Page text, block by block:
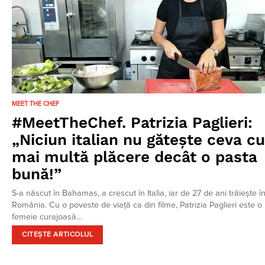
MEET THE CHEF
#MeetTheChef. Patrizia Paglieri:
„Niciun italian nu gătește ceva cu
mai multă plăcere decât o pasta
bună!”
S-a născut în Bahamas, a crescut în Italia, iar de 27 de ani trăiește în
România. Cu o poveste de viață ca din filme, Patrizia Paglieri este o
femeie curajoasă…
CITEȘTE ARTICOLUL